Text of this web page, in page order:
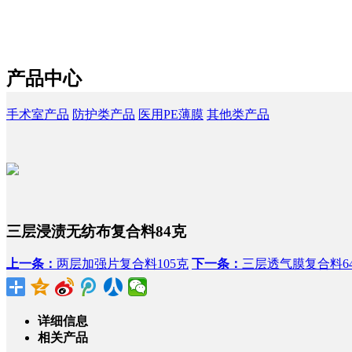
产品中心
手术室产品 防护类产品 医用PE薄膜 其他类产品
三层浸渍无纺布复合料84克
上一条： 两层加强片复合料105克 下一条： 三层透气膜复合料
详细信息
相关产品